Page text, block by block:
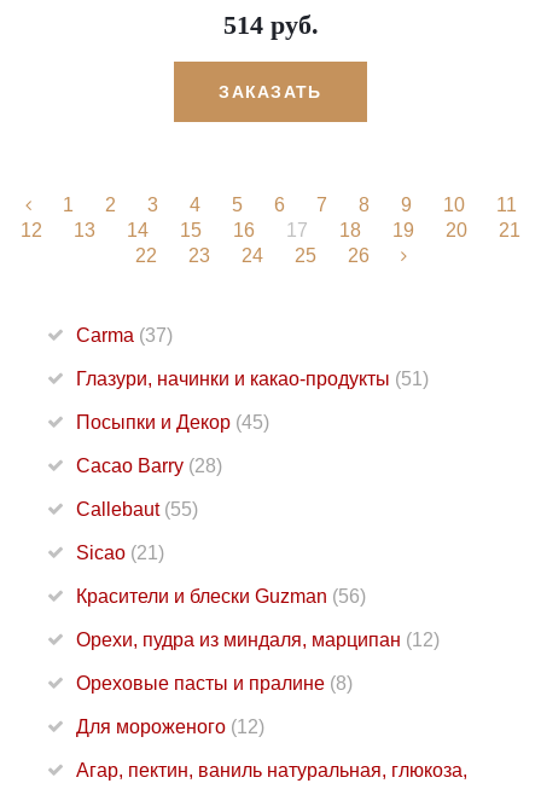
514 руб.
ЗАКАЗАТЬ
1 2 3 4 5 6 7 8 9 10
11
12
13 14 15 16 17 18 19 20
21
22
23 24 25 26
Carma (37)
Глазури, начинки и какао-продукты (51)
Посыпки и Декор (45)
Cacao Barry (28)
Callebaut (55)
Sicao (21)
Красители и блески Guzman (56)
Орехи, пудра из миндаля, марципан (12)
Ореховые пасты и пралине (8)
Для мороженого (12)
Агар, пектин, ваниль натуральная, глюкоза,